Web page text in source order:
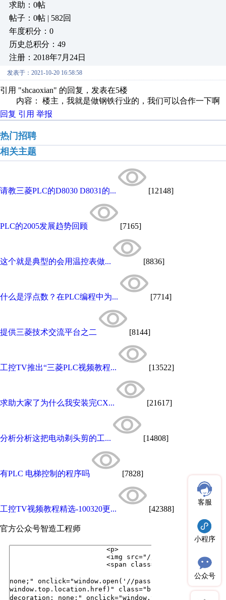
求助：0帖
帖子：0帖 | 582回
年度积分：0
历史总积分：49
注册：2018年7月24日
发表于：2021-10-20 16:58:58
引用 "shcaoxian" 的回复，发表在5楼
内容： 楼主，我就是做钢铁行业的，我们可以合作一下啊
回复 引用 举报
热门招聘
相关主题
请教三菱PLC的D8030 D8031的... [12148]
PLC的2005发展趋势回顾 [7165]
这个就是典型的会用温控表做... [8836]
什么是浮点数？在PLC编程中为... [7714]
提供三菱技术交流平台之二 [8144]
工控TV推出“三菱PLC视频教程... [13522]
求助大家了为什么我安装完CX... [21617]
分析分析这把电动剃头剪的工... [14808]
有PLC 电梯控制的程序吗 [7828]
工控TV视频教程精选-100320更... [42388]
官方公众号智造工程师
客服
小程序
公众号